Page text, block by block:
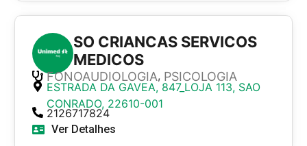
SO CRIANCAS SERVICOS
MEDICOS
FONOAUDIOLOGIA, PSICOLOGIA
ESTRADA DA GAVEA, 847_LOJA 113, SAO
CONRADO, 22610-001
2126717824
Ver Detalhes